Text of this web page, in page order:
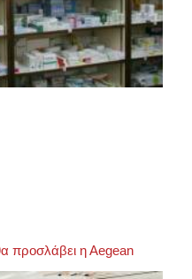
προσλάβει η Αegean